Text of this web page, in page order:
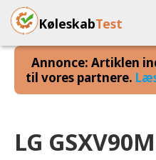
KøleskabTest
Annonce: Artiklen
til vores partnere.
LG